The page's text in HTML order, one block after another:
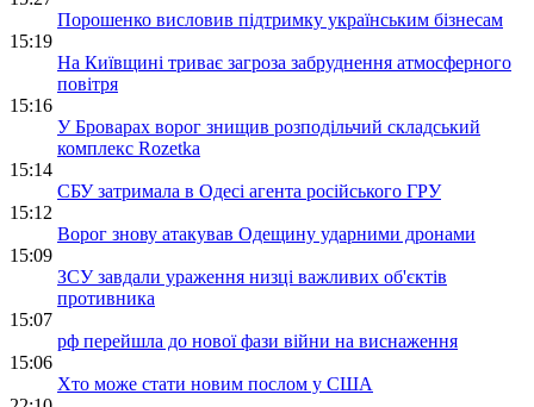
Порошенко висловив підтримку українським бізнесам
15:19
На Київщині триває загроза забруднення атмосферного
повітря
15:16
У Броварах ворог знищив розподільчий складський
комплекс Rozetka
15:14
СБУ затримала в Одесі агента російського ГРУ
15:12
Ворог знову атакував Одещину ударними дронами
15:09
ЗСУ завдали ураження низці важливих об'єктів
противника
15:07
рф перейшла до нової фази війни на виснаження
15:06
Хто може стати новим послом у США